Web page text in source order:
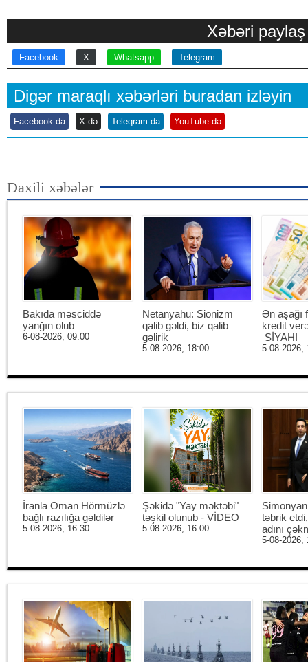
Xəbəri paylaş
Facebook X Whatsapp Telegram
Digər maraqlı xəbərləri buradan izləyin
Facebook-da X-də Teleqram-da YouTube-də
Daxili xəbələr
Bakıda məsciddə
yanğın olub
6-08-2026, 09:00
Netanyahu: Sionizm
qalib gəldi, biz qalib
gəlirik
5-08-2026, 18:00
Ən aşağı
kredit
SİYAHI
5-08-2026,
İranla Oman Hörmüzlə
bağlı razılığa gəldilər
5-08-2026, 16:30
Şəkidə "Yay məktəbi"
təşkil olunub - VİDEO
5-08-2026, 16:00
təbrik
adını
5-08-2026,